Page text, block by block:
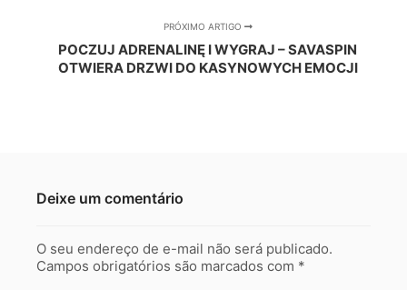
PRÓXIMO ARTIGO
POCZUJ ADRENALINĘ I WYGRAJ – SAVASPIN
OTWIERA DRZWI DO KASYNOWYCH EMOCJI
Deixe um comentário
O seu endereço de e-mail não será publicado.
Campos obrigatórios são marcados com *